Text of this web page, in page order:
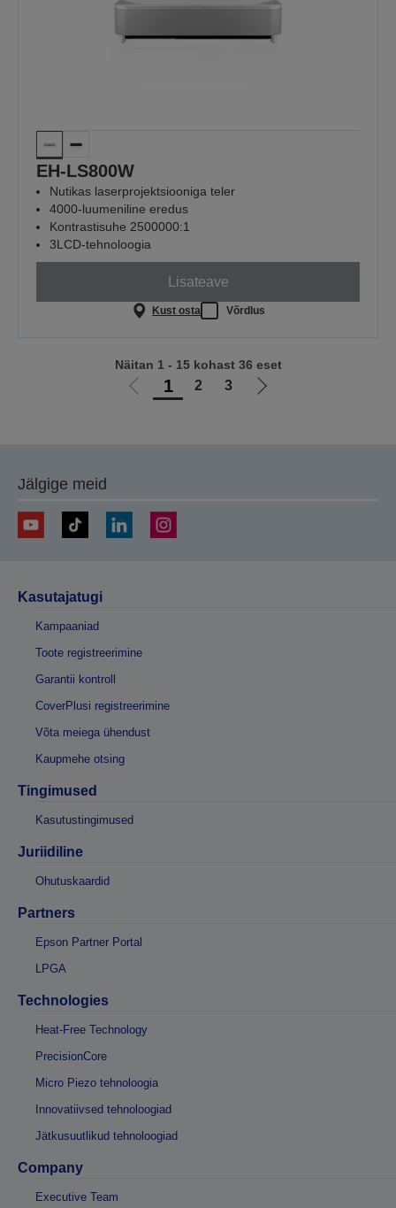
EH-LS800W
Nutikas laserprojektsiooniga teler
4000-luumeniline eredus
Kontrastisuhe 2500000:1
3LCD-tehnoloogia
Lisateave
Kust osta Võrdlus
Liigu1 2 3
Liigu
Näitan 1 - 15 kohast 36 eset
Jälgige meid
Kasutajatugi
Kampaaniad
Toote registreerimine
Garantii kontroll
CoverPlusi registreerimine
Võta meiega ühendust
Kaupmehe otsing
Tingimused
Kasutustingimused
Juriidiline
Ohutuskaardid
Partners
Epson Partner Portal
LPGA
Technologies
Heat-Free Technology
PrecisionCore
Micro Piezo tehnoloogia
Innovatiivsed tehnoloogiad
Jätkusuutlikud tehnoloogiad
Company
Executive Team